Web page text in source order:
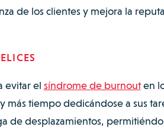
de los clientes y mejora la
evitar el síndrome de burnouten
más tiempo dedicándose a sus
de desplazamientos,